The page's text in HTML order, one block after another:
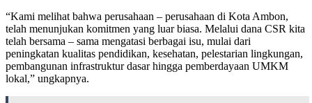
“Kami melihat bahwa perusahaan – perusahaan di Kota Ambon,
telah menunjukan komitmen yang luar biasa. Melalui dana CSR kita
telah bersama – sama mengatasi berbagai isu, mulai dari
peningkatan kualitas pendidikan, kesehatan, pelestarian lingkungan,
pembangunan infrastruktur dasar hingga pemberdayaan UMKM
lokal,” ungkapnya.